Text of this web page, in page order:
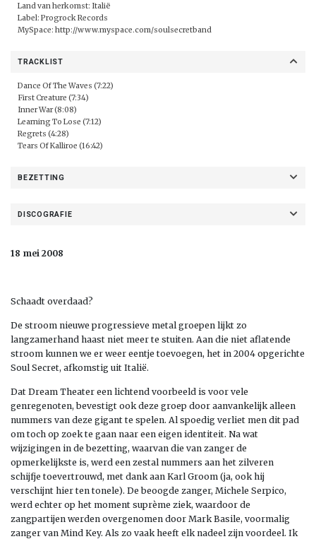
Land van herkomst: Italië
Label: Progrock Records
MySpace: http://www.myspace.com/soulsecretband
TRACKLIST
Dance Of The Waves (7:22)
First Creature (7:34)
Inner War (8:08)
Learning To Lose (7:12)
Regrets (4:28)
Tears Of Kalliroe (16:42)
BEZETTING
DISCOGRAFIE
18 mei 2008
Schaadt overdaad?
De stroom nieuwe progressieve metal groepen lijkt zo
langzamerhand haast niet meer te stuiten. Aan die niet aflatende
stroom kunnen we er weer eentje toevoegen, het in 2004 opgerichte
Soul Secret, afkomstig uit Italië.
Dat Dream Theater een lichtend voorbeeld is voor vele
genregenoten, bevestigt ook deze groep door aanvankelijk alleen
nummers van deze gigant te spelen. Al spoedig verliet men dit pad
om toch op zoek te gaan naar een eigen identiteit. Na wat
wijzigingen in de bezetting, waarvan die van zanger de
opmerkelijkste is, werd een zestal nummers aan het zilveren
schijfje toevertrouwd, met dank aan Karl Groom (ja, ook hij
verschijnt hier ten tonele). De beoogde zanger, Michele Serpico,
werd echter op het moment suprème ziek, waardoor de
zangpartijen werden overgenomen door Mark Basile, voormalig
zanger van Mind Key. Als zo vaak heeft elk nadeel zijn voordeel. Ik